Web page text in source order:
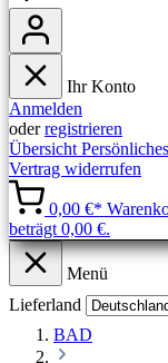
Ihr Konto
Anmelden
oderregistrieren
Übersicht
Vertrag widerrufen
0,00 €*
beträgt 0,00 €.
Menü
Lieferland
BAD